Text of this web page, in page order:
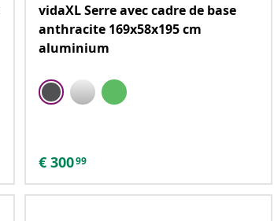
vidaXL Serre avec cadre de base
anthracite 169x58x195 cm
aluminium
€ 30099